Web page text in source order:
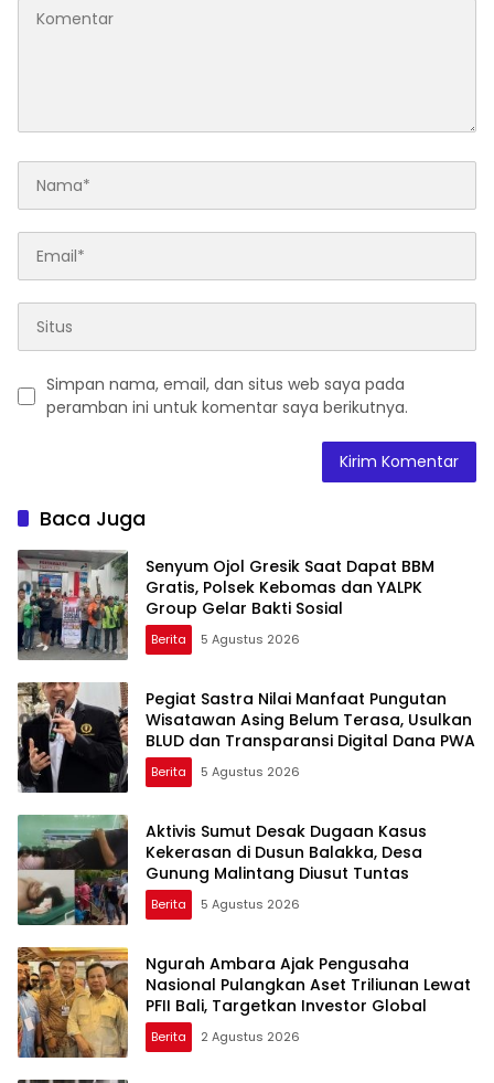
Simpan nama, email, dan situs web saya pada
peramban ini untuk komentar saya berikutnya.
Baca Juga
Senyum Ojol Gresik Saat Dapat BBM
Gratis, Polsek Kebomas dan YALPK
Group Gelar Bakti Sosial
Berita 5 Agustus 2026
Pegiat Sastra Nilai Manfaat Pungutan
Wisatawan Asing Belum Terasa, Usulkan
BLUD dan Transparansi Digital Dana PWA
Berita 5 Agustus 2026
Aktivis Sumut Desak Dugaan Kasus
Kekerasan di Dusun Balakka, Desa
Gunung Malintang Diusut Tuntas
Berita 5 Agustus 2026
Ngurah Ambara Ajak Pengusaha
Nasional Pulangkan Aset Triliunan Lewat
PFII Bali, Targetkan Investor Global
Berita 2 Agustus 2026